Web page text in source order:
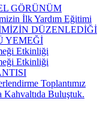
GÖRÜNÜM
İlk Yardım Eğitimi
DÜZENLEDİĞİ
YEMEĞİ
Etkinliği
Etkinliği
Toplantımız
Kahvaltıda Buluştuk.